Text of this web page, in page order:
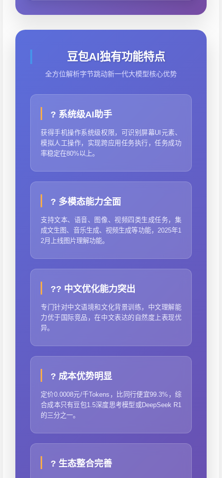
豆包AI独有功能特点
全方位解析字节跳动新一代大模型核心优势
?️ 系统级AI助手
获得手机操作系统级权限，可识别屏幕UI元素、
模拟人工操作，实现跨应用任务执行，任务成功
率稳定在80%以上。
? 多模态能力全面
支持文本、语音、图像、视频四类生成任务，集
成文生图、音乐生成、视频生成等功能，2025年1
2月上线图片理解功能。
?? 中文优化能力突出
专门针对中文语境和文化背景训练，中文理解能
力优于国际竞品，在中文表达的自然度上表现优
异。
? 成本优势明显
定价0.0008元/千Tokens，比同行便宜99.3%，综
合成本只有豆包1.5深度思考模型或DeepSeek R1
的三分之一。
? 生态整合完善